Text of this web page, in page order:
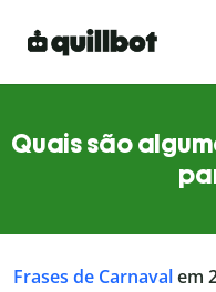
Quais são
Frases de Carnavalem